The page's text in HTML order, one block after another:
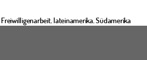
Freiwilligenarbeit, lateinamerika,Südamerika